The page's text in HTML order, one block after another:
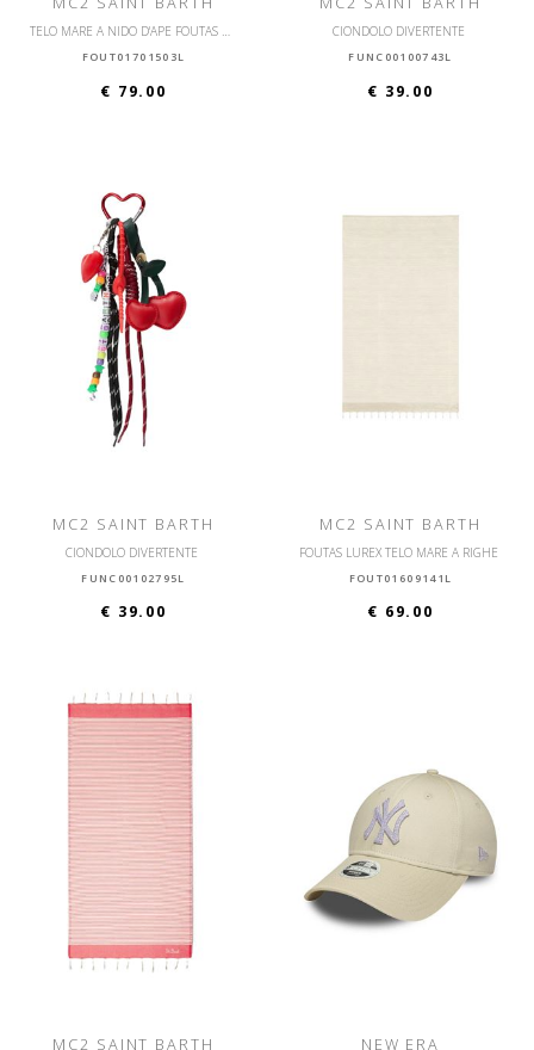
TELO MARE A NIDO D'APE FOUTAS DIAMOND
FOUT01701503L
€ 79.00
CIONDOLO DIVERTENTE
FUNC00100743L
€ 39.00
MC2 SAINT BARTH
CIONDOLO DIVERTENTE
FUNC00102795L
€ 39.00
MC2 SAINT BARTH
FOUTAS LUREX TELO MARE A RIGHE
FOUT01609141L
€ 69.00
MC2 SAINT BARTH NEW ERA